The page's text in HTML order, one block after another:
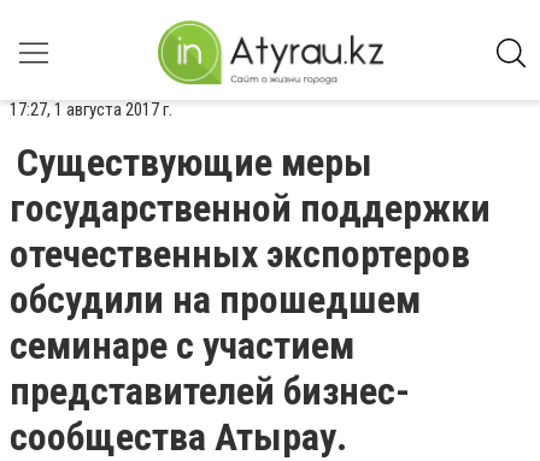
17:27, 1 августа 2017 г.
Существующие меры
государственной поддержки
отечественных экспортеров
обсудили на прошедшем
семинаре с участием
представителей бизнес-
сообщества Атырау.